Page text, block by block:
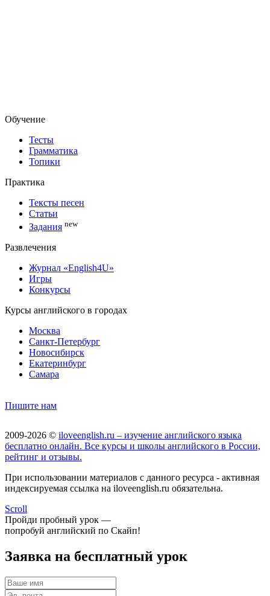
Обучение
Тесты
Грамматика
Топики
Практика
Тексты песен
Статьи
Задания new
Развлечения
Журнал «English4U»
Игры
Конкурсы
Курсы английского в городах
Москва
Санкт-Петербург
Новосибирск
Екатеринбург
Самара
Пишите нам
2009-2026 © iloveenglish.ru – изучение английского языка
бесплатно онлайн. Все курсы и школы английского в России,
рейтинг и отзывы.
При использовании материалов с данного ресурса - активная
индексируемая ссылка на iloveenglish.ru обязательна.
Scroll
Пройди пробный урок —
попробуй английский по Скайп!
Заявка на бесплатный урок